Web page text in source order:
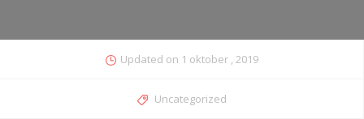
Updated on 1 oktober , 2019
Categories
Uncategorized